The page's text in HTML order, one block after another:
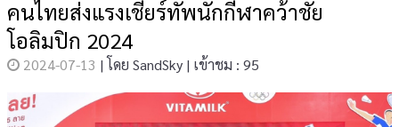
คนไทยส่งแรงเชียร์ทัพนักกีฬาคว้าชัย
โอลิมปิก 2024
2024-07-13 | โดย SandSky | เข้าชม : 95